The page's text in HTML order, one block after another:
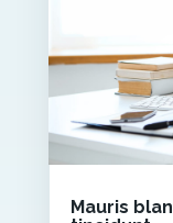
Mauris